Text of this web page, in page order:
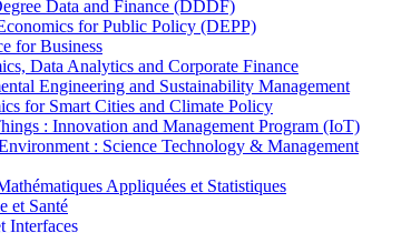
Data and Finance (DDDF)
for Public Policy (DEPP)
for Business
Data Analytics and Corporate Finance
Engineering and Sustainability Management
for Smart Cities and Climate Policy
: Innovation and Management Program (IoT)
: Science Technology & Management
Appliquées et Statistiques
et Santé
Interfaces